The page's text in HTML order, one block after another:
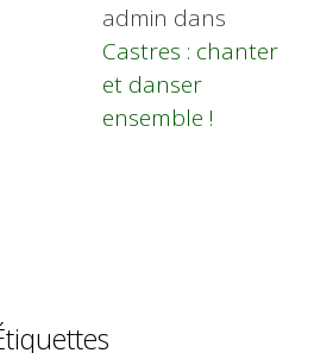
admin dans
Castres : chanter
et danser
ensemble !